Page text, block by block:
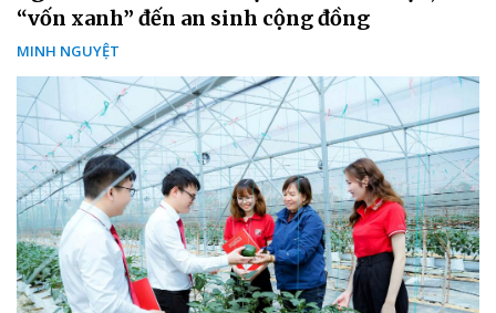
“vốn xanh” đến an sinh cộng đồng
MINH NGUYỆT